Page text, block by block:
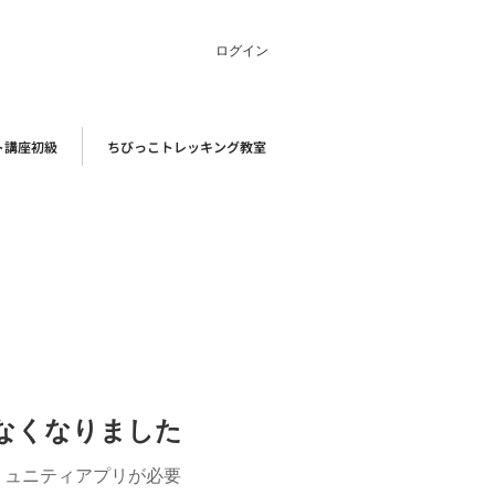
ログイン
講座初級 ちびっこトレッキング教室
くなりました
ニティアプリが必要